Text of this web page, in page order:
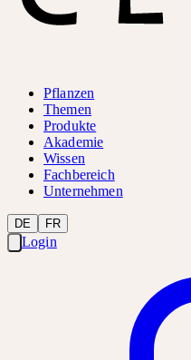
Pflanzen
Themen
Produkte
Akademie
Wissen
Fachbereich
Unternehmen
DE FR
Login